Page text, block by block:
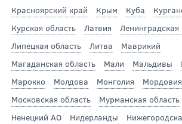
Красноярский край
Крым Куба
Курская область
Латвия
Ленинградская
Липецкая область
Литва
Маврикий
Магаданская область
Мали Мальдивы
Марокко
Молдова Монголия Мордовия
Московская область
Мурманская область
Ненецкий АО
Нидерланды